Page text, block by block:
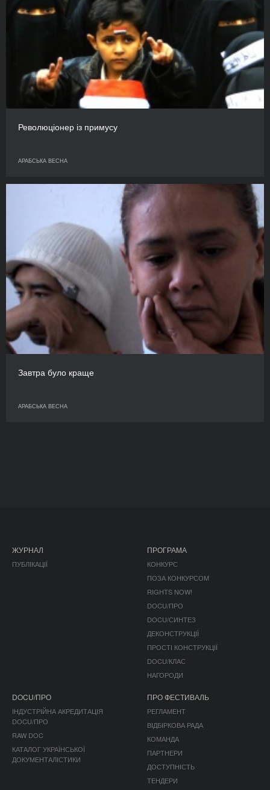
Революціонер із примусу
АРАБСЬКА ВЕСНА
Завтра було краще
АРАБСЬКА ВЕСНА
ЖУРНАЛ
ПУБЛІКАЦІЇ
ПРОГРАМА
КОНКУРС
ПОЗА КОНКУРСОМ
RIGHTS NOW!
DOCU/ПРО
DOCU/СИНТЕЗ
ДЕКОНСТРУКЦІЇ
ПРОСТІ КОНСТРУКЦІЇ
DOCU/КЛАС
НАГОРОДИ
DOCU/ПРО
ІНДУСТРІЙНА АКРЕДИТАЦІЯ
DOCU/ПРО
RAW DOC
КАТАЛОГ УКРАЇНСЬКОЇ
ДОКУМЕНТАЛІСТИКИ
ПРО ФЕСТИВАЛЬ
РЕГЛАМЕНТ
ВІДБІРКОВА РАДА
КОМАНДА
ПАРТНЕРИ
ДОСТУПНІСТЬ
ТЕНДЕРИ